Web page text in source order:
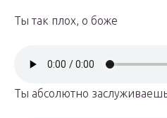
Ты так плох, о боже
Ты абсолютно